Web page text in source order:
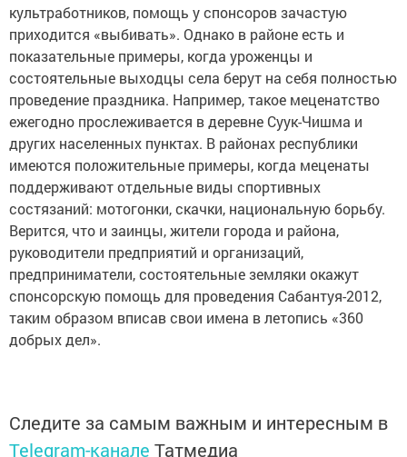
культработников, помощь у спонсоров зачастую
приходится «выбивать». Однако в районе есть и
показательные примеры, когда уроженцы и
состоятельные выходцы села берут на себя полностью
проведение праздника. Например, такое меценатство
ежегодно прослеживается в деревне Суук-Чишма и
других населенных пунктах. В районах республики
имеются положительные примеры, когда меценаты
поддерживают отдельные виды спортивных
состязаний: мотогонки, скачки, национальную борьбу.
Верится, что и заинцы, жители города и района,
руководители предприятий и организаций,
предприниматели, состоятельные земляки окажут
спонсорскую помощь для проведения Сабантуя-2012,
таким образом вписав свои имена в летопись «360
добрых дел».
Следите за самым важным и интересным в
Telegram-канале Татмедиа